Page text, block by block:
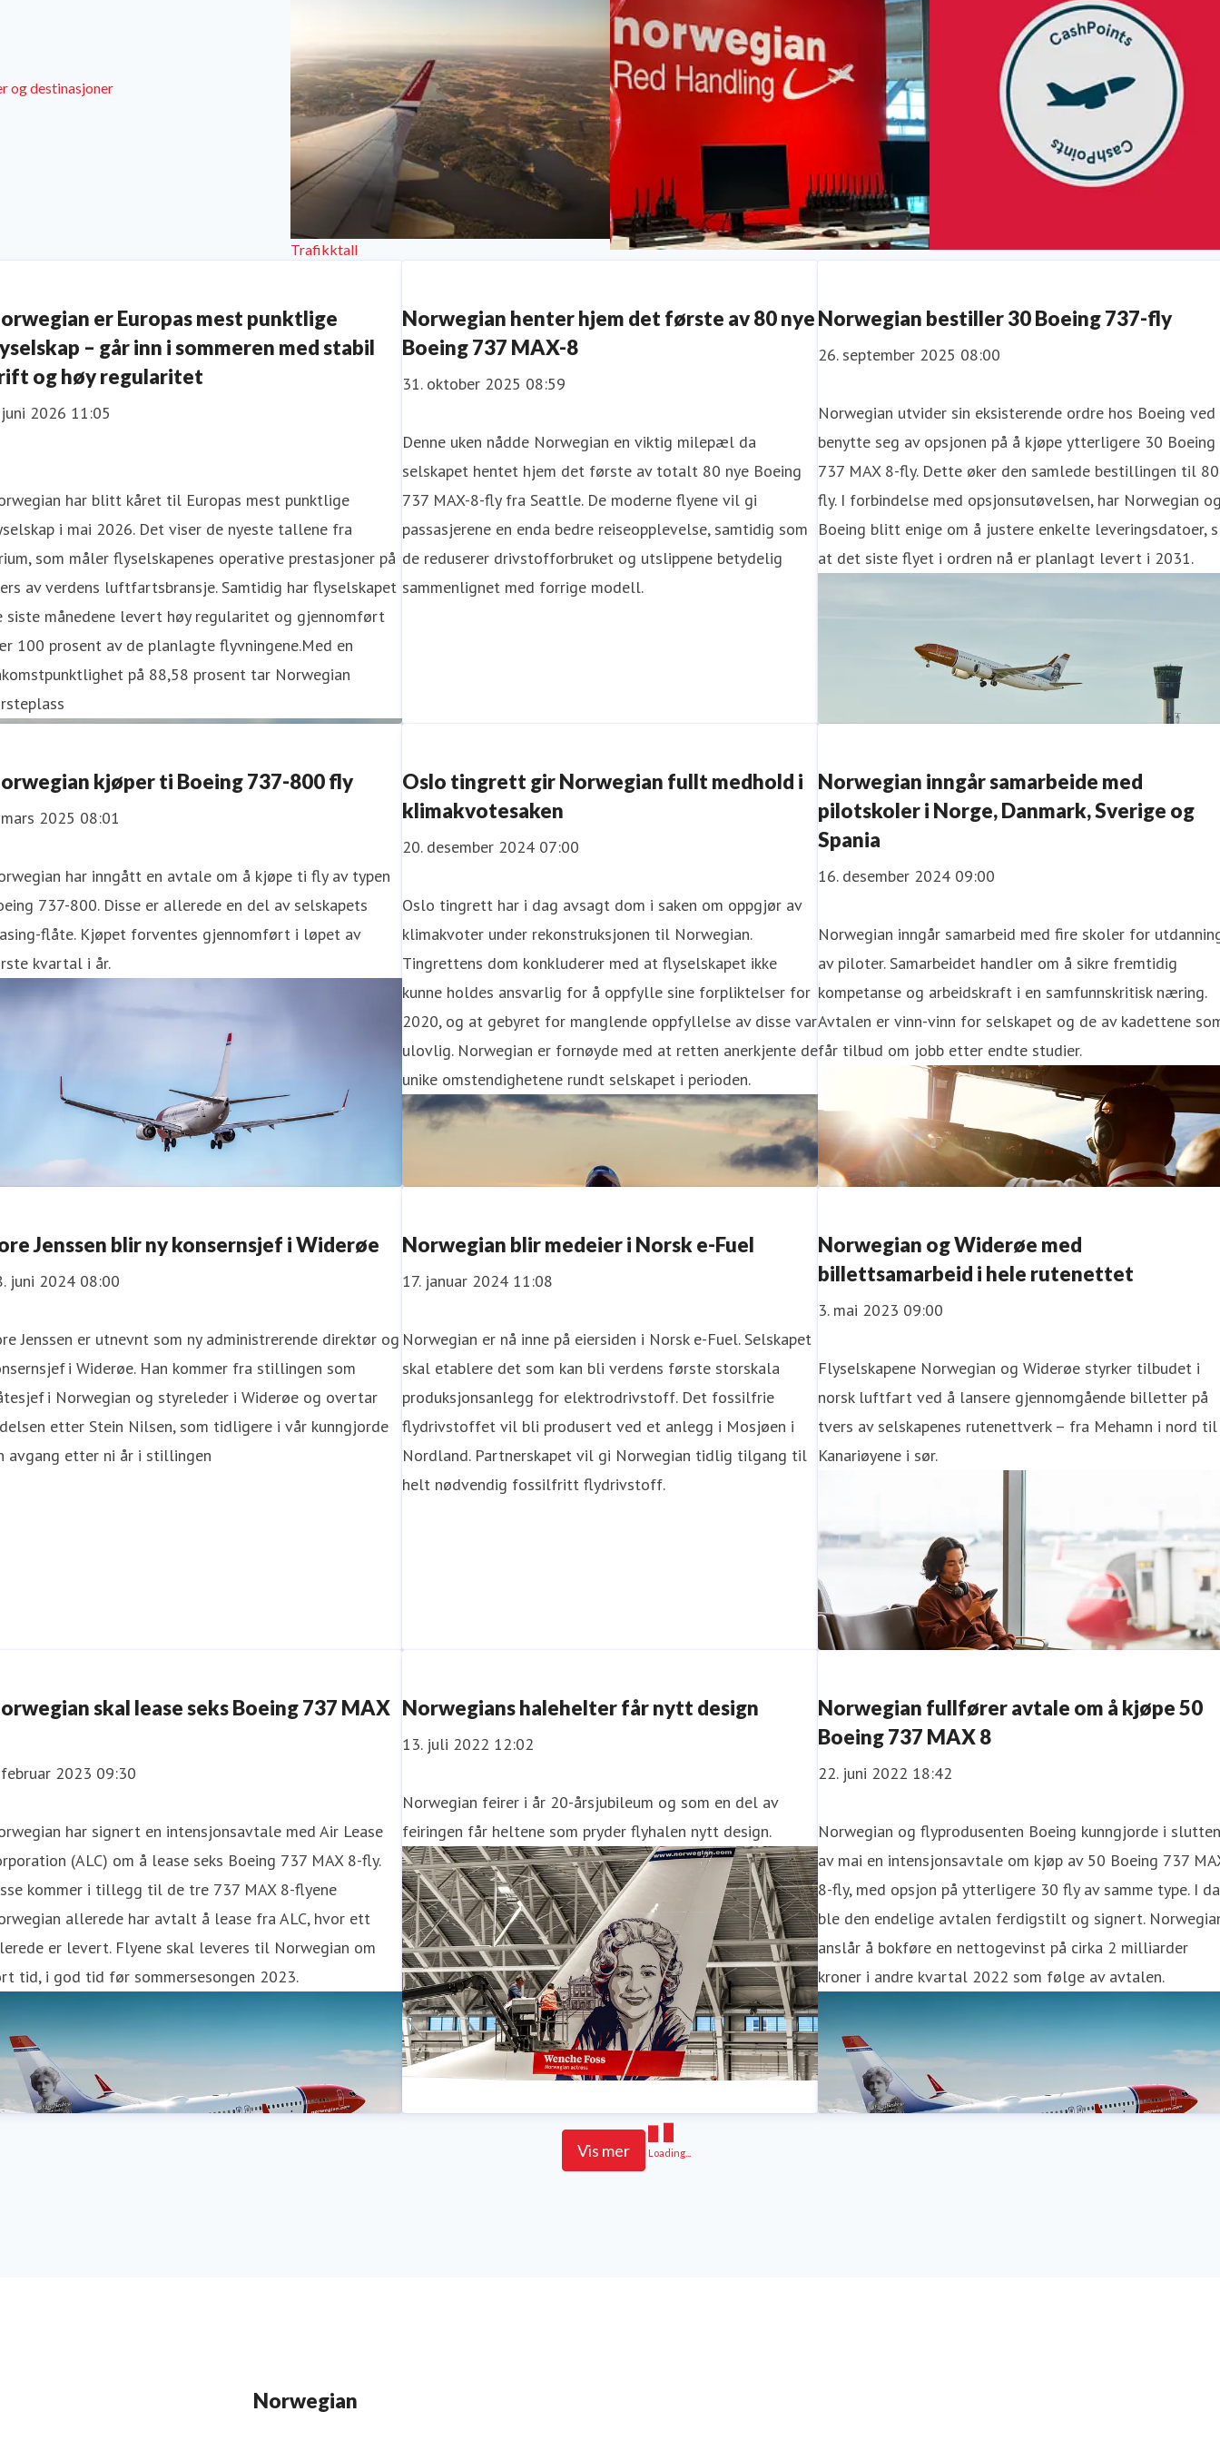
og destinasjoner
Trafikktall
er Europas mest punktlige
– går inn i sommeren med stabil
og høy regularitet
2026 11:05
har blitt kåret til Europas mest punktlige
i mai 2026. Det viser de nyeste tallene fra
som måler flyselskapenes operative prestasjoner på
av verdens luftfartsbransje. Samtidig har flyselskapet
siste månedene levert høy regularitet og gjennomført
100 prosent av de planlagte flyvningene.Med en
på 88,58 prosent tar Norwegian
Norwegian henter hjem det første av 80 nye
Boeing 737 MAX-8
31. oktober 2025 08:59
Denne uken nådde Norwegian en viktig milepæl da
selskapet hentet hjem det første av totalt 80 nye Boeing
737 MAX-8-fly fra Seattle. De moderne flyene vil gi
passasjerene en enda bedre reiseopplevelse, samtidig som
de reduserer drivstofforbruket og utslippene betydelig
sammenlignet med forrige modell.
Norwegian bestiller 30 Boeing 737-fly
26. september 2025 08:00
Norwegian utvider sin eksisterende ordre hos Boeing ved
benytte seg av opsjonen på å kjøpe ytterligere 30 Boeing
737 MAX 8-fly. Dette øker den samlede bestillingen til 80
fly. I forbindelse med opsjonsutøvelsen, har Norwegian
Boeing blitt enige om å justere enkelte leveringsdatoer,
at det siste flyet i ordren nå er planlagt levert i 2031.
kjøper ti Boeing 737-800 fly
2025 08:01
har inngått en avtale om å kjøpe ti fly av typen
737-800. Disse er allerede en del av selskapets
flåte. Kjøpet forventes gjennomført i løpet av
kvartal i år.
Oslo tingrett gir Norwegian fullt medhold i
klimakvotesaken
20. desember 2024 07:00
Oslo tingrett har i dag avsagt dom i saken om oppgjør av
klimakvoter under rekonstruksjonen til Norwegian.
Tingrettens dom konkluderer med at flyselskapet ikke
kunne holdes ansvarlig for å oppfylle sine forpliktelser for
2020, og at gebyret for manglende oppfyllelse av disse var
ulovlig. Norwegian er fornøyde med at retten anerkjente de
unike omstendighetene rundt selskapet i perioden.
Norwegian inngår samarbeide med
pilotskoler i Norge, Danmark, Sverige og
Spania
16. desember 2024 09:00
Norwegian inngår samarbeid med fire skoler for
av piloter. Samarbeidet handler om å sikre fremtidig
kompetanse og arbeidskraft i en samfunnskritisk næring.
Avtalen er vinn-vinn for selskapet og de av kadettene
får tilbud om jobb etter endte studier.
Jenssen blir ny konsernsjef i Widerøe
juni 2024 08:00
Jenssen er utnevnt som ny administrerende direktør og
i Widerøe. Han kommer fra stillingen som
i Norwegian og styreleder i Widerøe og overtar
etter Stein Nilsen, som tidligere i vår kunngjorde
avgang etter ni år i stillingen
Norwegian blir medeier i Norsk e-Fuel
17. januar 2024 11:08
Norwegian er nå inne på eiersiden i Norsk e-Fuel. Selskapet
skal etablere det som kan bli verdens første storskala
produksjonsanlegg for elektrodrivstoff. Det fossilfrie
flydrivstoffet vil bli produsert ved et anlegg i Mosjøen i
Nordland. Partnerskapet vil gi Norwegian tidlig tilgang til
helt nødvendig fossilfritt flydrivstoff.
Norwegian og Widerøe med
billettsamarbeid i hele rutenettet
3. mai 2023 09:00
Flyselskapene Norwegian og Widerøe styrker tilbudet i
norsk luftfart ved å lansere gjennomgående billetter på
tvers av selskapenes rutenettverk – fra Mehamn i nord til
Kanariøyene i sør.
skal lease seks Boeing 737 MAX
2023 09:30
har signert en intensjonsavtale med Air Lease
(ALC) om å lease seks Boeing 737 MAX 8-fly.
kommer i tillegg til de tre 737 MAX 8-flyene
allerede har avtalt å lease fra ALC, hvor ett
er levert. Flyene skal leveres til Norwegian om
tid, i god tid før sommersesongen 2023.
Norwegians halehelter får nytt design
13. juli 2022 12:02
Norwegian feirer i år 20-årsjubileum og som en del av
feiringen får heltene som pryder flyhalen nytt design.
Norwegian fullfører avtale om å kjøpe 50
Boeing 737 MAX 8
22. juni 2022 18:42
Norwegian og flyprodusenten Boeing kunngjorde i
av mai en intensjonsavtale om kjøp av 50 Boeing 737
8-fly, med opsjon på ytterligere 30 fly av samme type. I
ble den endelige avtalen ferdigstilt og signert.
anslår å bokføre en nettogevinst på cirka 2 milliarder
kroner i andre kvartal 2022 som følge av avtalen.
Vis mer Loading...
Norwegian